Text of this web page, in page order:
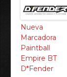
Nueva
Marcadora
Paintball
Empire BT
D*Fender